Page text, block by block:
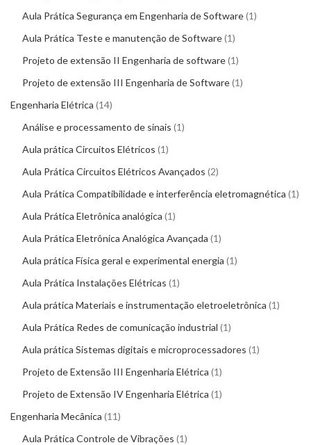
Aula Prática Segurança em Engenharia de Software 1
Aula Prática Teste e manutenção de Software 1
Projeto de extensão II Engenharia de software 1
Projeto de extensão III Engenharia de Software 1
Engenharia Elétrica 14
Análise e processamento de sinais 1
Aula prática Circuitos Elétricos 1
Aula Prática Circuitos Elétricos Avançados 2
Aula Prática Compatibilidade e interferência eletromagnética 1
Aula Prática Eletrônica analógica 1
Aula Prática Eletrônica Analógica Avançada 1
Aula prática Física geral e experimental energia 1
Aula Prática Instalações Elétricas 1
Aula prática Materiais e instrumentação eletroeletrônica 1
Aula Prática Redes de comunicação industrial 1
Aula prática Sistemas digitais e microprocessadores 1
Projeto de Extensão III Engenharia Elétrica 1
Projeto de Extensão IV Engenharia Elétrica 1
Engenharia Mecânica 11
Aula Prática Controle de Vibrações 1